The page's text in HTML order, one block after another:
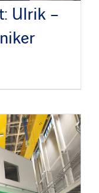
Ulrik –